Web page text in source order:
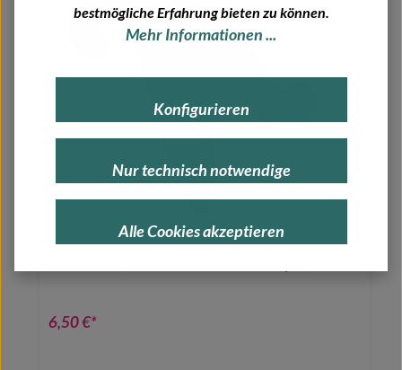
6,50 €*
bestmögliche Erfahrung bieten zu können.
Mehr Informationen ...
Alle Cookies akzeptieren
Konfigurieren
Nur technisch notwendige